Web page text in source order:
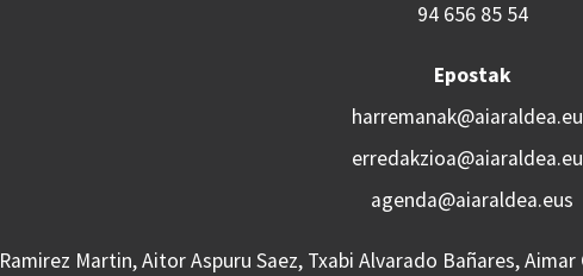
94 656 85 54
Epostak
agenda@aiaraldea.eus
Martin, Aitor Aspuru Saez, Txabi Alvarado Bañares,